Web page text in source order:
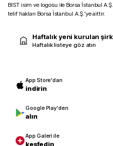
BIST isim ve logosu ile Borsa İstanbul
telif hakları Borsa İstanbul A.Ş.’ye aittir.
Haftalık yeni kurulan
Haftalık listeye göz atın
App Store'dan
indirin
Google Play'den
alın
App Galeri ile
keşfedin